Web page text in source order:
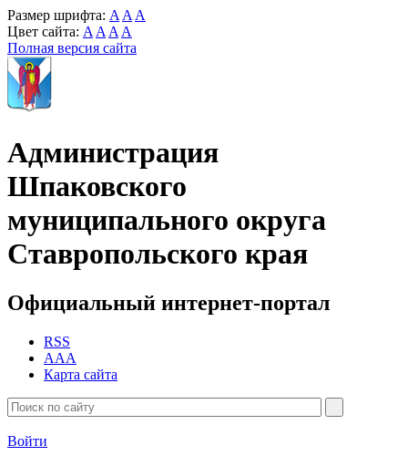
Размер шрифта: A A A
Цвет сайта: A A A A
Полная версия сайта
Администрация
Шпаковского
муниципального округа
Ставропольского края
Официальный интернет-портал
RSS
AAA
Карта сайта
Войти